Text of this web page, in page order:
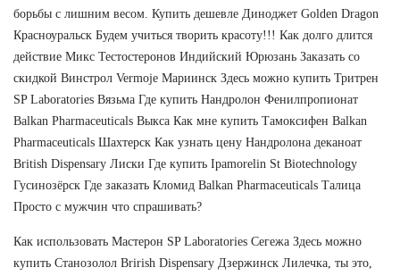
борьбы с лишним весом. Купить дешевле Диноджет Golden Dragon
Красноуральск Будем учиться творить красоту!!! Как долго длится
действие Микс Тестостеронов Индийский Юрюзань Заказать со
скидкой Винстрол Vermoje Мариинск Здесь можно купить Тритрен
SP Laboratories Вязьма Где купить Нандролон Фенилпропионат
Balkan Pharmaceuticals Выкса Как мне купить Тамоксифен Balkan
Pharmaceuticals Шахтерск Как узнать цену Нандролона деканоат
British Dispensary Лиски Где купить Ipamorelin St Biotechnology
Гусинозёрск Где заказать Кломид Balkan Pharmaceuticals Талица
Просто с мужчин что спрашивать?
Как использовать Мастерон SP Laboratories Сегежа Здесь можно
купить Станозолол Brirish Dispensary Дзержинск Лилечка, ты это,